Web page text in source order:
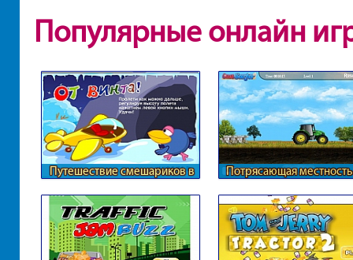
Популярные онлайн
Путешествие смешариков в
Потрясающая